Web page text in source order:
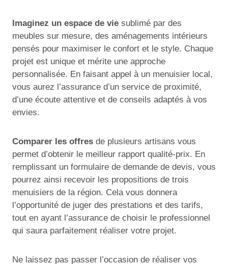
Imaginez un espace de vie sublimé par des
meubles sur mesure, des aménagements intérieurs
pensés pour maximiser le confort et le style. Chaque
projet est unique et mérite une approche
personnalisée. En faisant appel à un menuisier local,
vous aurez l’assurance d’un service de proximité,
d’une écoute attentive et de conseils adaptés à vos
envies.
Comparer les offres de plusieurs artisans vous
permet d’obtenir le meilleur rapport qualité-prix. En
remplissant un formulaire de demande de devis, vous
pourrez ainsi recevoir les propositions de trois
menuisiers de la région. Cela vous donnera
l’opportunité de juger des prestations et des tarifs,
tout en ayant l’assurance de choisir le professionnel
qui saura parfaitement réaliser votre projet.
Ne laissez pas passer l’occasion de réaliser vos